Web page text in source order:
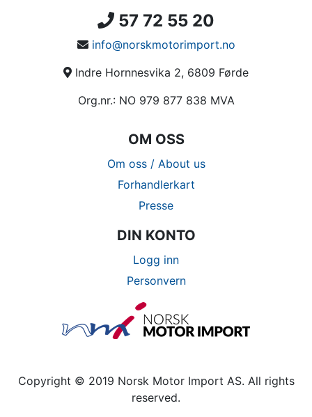
57 72 55 20
info@norskmotorimport.no
Indre Hornnesvika 2, 6809 Førde
Org.nr.: NO 979 877 838 MVA
OM OSS
Om oss / About us
Forhandlerkart
Presse
DIN KONTO
Logg inn
Personvern
Copyright © 2019 Norsk Motor Import AS. All rights
reserved.